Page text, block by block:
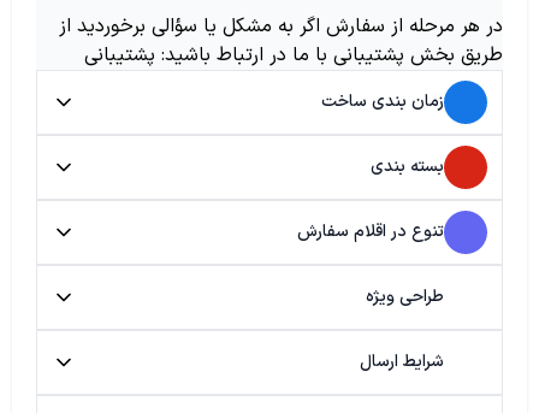
در هر مرحله از سفارش اگر به مشکل یا سؤالی برخوردید از
طریق بخش پشتیبانی با ما در ارتباط باشید: پشتیبانی
زمان بندی ساخت
بسته بندی
تنوع در اقلام سفارش
طراحی ویژه
شرایط ارسال